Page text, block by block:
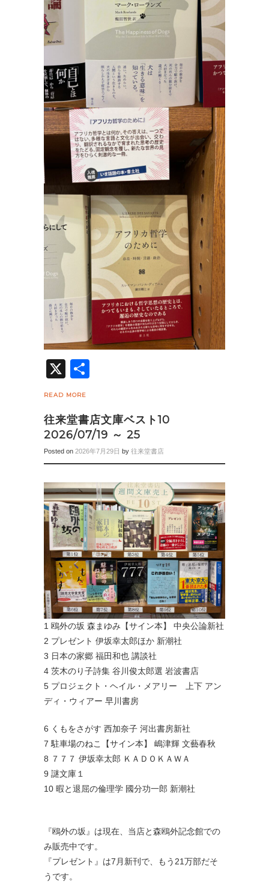
X
READ MORE
往来堂書店文庫ベスト10
2026/07/19 ～ 25
Posted on 2026年7月29日 by 往来堂書店
1 鴎外の坂 森まゆみ【サイン本】 中央公論新社
2 プレゼント 伊坂幸太郎ほか 新潮社
3 日本の家郷 福田和也 講談社
4 茨木のり子詩集 谷川俊太郎選 岩波書店
5 プロジェクト・ヘイル・メアリー 上下 アン
ディ・ウィアー 早川書房
6 くもをさがす 西加奈子 河出書房新社
7 駐車場のねこ【サイン本】 嶋津輝 文藝春秋
8 ７７７ 伊坂幸太郎 ＫＡＤＯＫＡＷＡ
9 謎文庫１
10 暇と退屈の倫理学 國分功一郎 新潮社
『鴎外の坂』は現在、当店と森鴎外記念館での
み販売中です。
『プレゼント』は7月新刊で、もう21万部だそ
うです。